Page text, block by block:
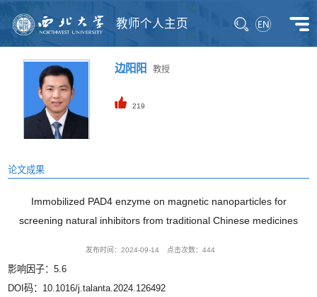
教师个人主页
边阳阳 教授
219
论文成果
Immobilized PAD4 enzyme on magnetic nanoparticles for
screening natural inhibitors from traditional Chinese medicines
发布时间：2024-09-14 点击次数：444
影响因子：5.6
DOI码：10.1016/j.talanta.2024.126492